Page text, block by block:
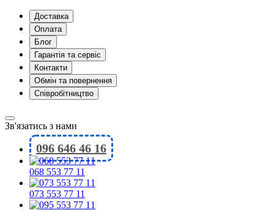
Доставка
Оплата
Блог
Гарантія та сервіс
Контакти
Обмін та повернення
Співробітництво
Зв'язатись з нами
096 646 46 16
068 553 77 11
073 553 77 11